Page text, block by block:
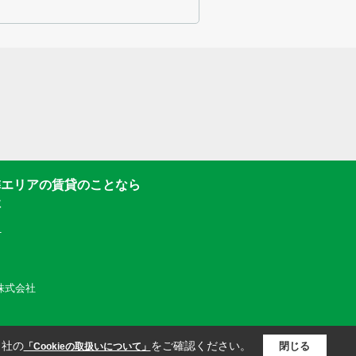
リアの賃貸のことなら
式会社
の「Cookieの取扱いについて」 をご確認ください。 閉じる